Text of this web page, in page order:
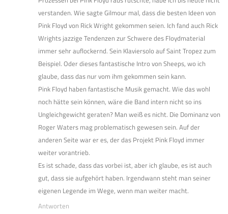
verstanden. Wie sagte Gilmour mal, dass die besten Ideen von
Pink Floyd von Rick Wright gekommen seien. Ich fand auch Rick
Wrights jazzige Tendenzen zur Schwere des Floydmaterial
immer sehr auflockernd. Sein Klaviersolo auf Saint Tropez zum
Beispiel. Oder dieses fantastische Intro von Sheeps, wo ich
glaube, dass das nur vom ihm gekommen sein kann.
Pink Floyd haben fantastische Musik gemacht. Wie das wohl
noch hätte sein können, wäre die Band intern nicht so ins
Ungleichgewicht geraten? Man weiß es nicht. Die Dominanz von
Roger Waters mag problematisch gewesen sein. Auf der
anderen Seite war er es, der das Projekt Pink Floyd immer
weiter vorantrieb.
Es ist schade, dass das vorbei ist, aber ich glaube, es ist auch
gut, dass sie aufgehört haben. Irgendwann steht man seiner
eigenen Legende im Wege, wenn man weiter macht.
Antworten